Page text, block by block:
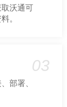
沃通可
。
部署、
03